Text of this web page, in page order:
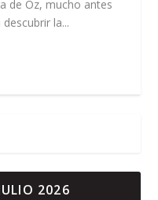
de Oz, mucho antes
la...
2026